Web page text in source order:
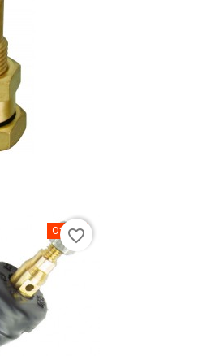
Otsas
favorite_border